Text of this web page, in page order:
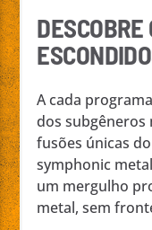
DESCOBRE
A cada
dos subgêneros
fusões únicas
symphonic
um mergulho
metal, sem